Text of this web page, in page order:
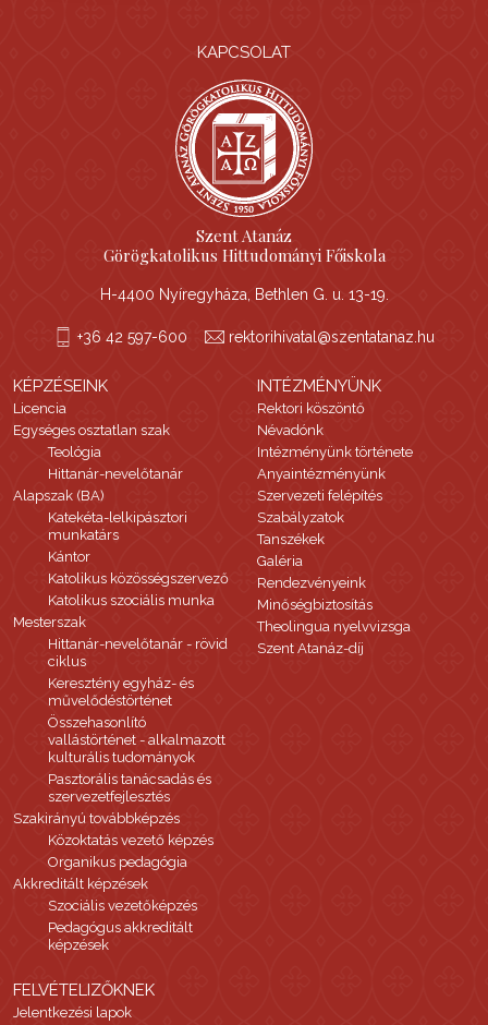
KAPCSOLAT
Szent Atanáz
Görögkatolikus Hittudományi Főiskola
H-4400 Nyíregyháza, Bethlen G. u. 13-19.
+36 42 597-600 rektorihivatal@szentatanaz.hu
KÉPZÉSEINK
Licencia
Egységes osztatlan szak
Teológia
Hittanár-nevelőtanár
Alapszak (BA)
Katekéta-lelkipásztori
munkatárs
Kántor
Katolikus közösségszervező
Katolikus szociális munka
Mesterszak
Hittanár-nevelőtanár - rövid
ciklus
Keresztény egyház- és
művelődéstörténet
Összehasonlító
vallástörténet - alkalmazott
kulturális tudományok
Pasztorális tanácsadás és
szervezetfejlesztés
Szakirányú továbbképzés
Közoktatás vezető képzés
Organikus pedagógia
Akkreditált képzések
Szociális vezetőképzés
Pedagógus akkreditált
képzések
INTÉZMÉNYÜNK
Rektori köszöntő
Névadónk
Intézményünk története
Anyaintézményünk
Szervezeti felépítés
Szabályzatok
Tanszékek
Galéria
Rendezvényeink
Minőségbiztosítás
Theolingua nyelvvizsga
Szent Atanáz-díj
FELVÉTELIZŐKNEK
Jelentkezési lapok